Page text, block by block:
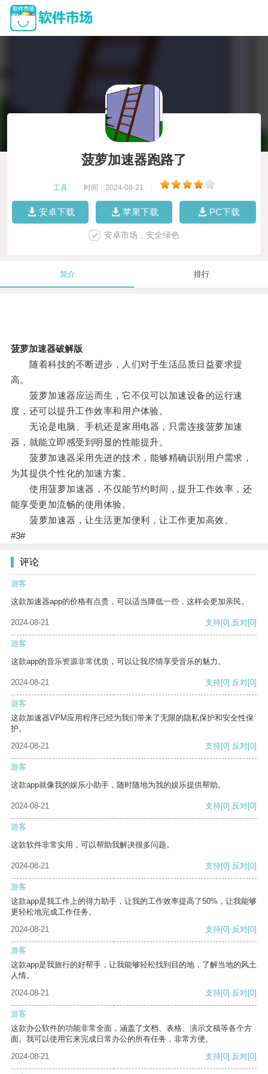
菠萝加速器跑路了
工具 时间：2024-08-21
安卓下载 苹果下载 PC下载
安卓市场，安全绿色
简介 排行
菠萝加速器破解版
随着科技的不断进步，人们对于生活品质日益要求提
高。
菠萝加速器应运而生，它不仅可以加速设备的运行速
度，还可以提升工作效率和用户体验。
无论是电脑、手机还是家用电器，只需连接菠萝加速
器，就能立即感受到明显的性能提升。
菠萝加速器采用先进的技术，能够精确识别用户需求，
为其提供个性化的加速方案。
使用菠萝加速器，不仅能节约时间，提升工作效率，还
能享受更加流畅的使用体验。
菠萝加速器，让生活更加便利，让工作更加高效。
#3#
评论
游客
这款加速器app的价格有点贵，可以适当降低一些，这样会更加亲民。
2024-08-21 支持[0] 反对[0]
游客
这款app的音乐资源非常优质，可以让我尽情享受音乐的魅力。
2024-08-21 支持[0] 反对[0]
游客
这款加速器VPM应用程序已经为我们带来了无限的隐私保护和安全性保
护。
2024-08-21
支持[0] 反对[0]
游客
这款app就像我的娱乐小助手，随时随地为我的娱乐提供帮助。
2024-08-21 支持[0] 反对[0]
游客
这款软件非常实用，可以帮助我解决很多问题。
2024-08-21 支持[0] 反对[0]
游客
这款app是我工作上的得力助手，让我的工作效率提高了50%，让我能够
更轻松地完成工作任务。
2024-08-21
支持[0] 反对[0]
游客
这款app是我旅行的好帮手，让我能够轻松找到目的地，了解当地的风土
人情。
2024-08-21
支持[0] 反对[0]
游客
这款办公软件的功能非常全面，涵盖了文档、表格、演示文稿等各个方
面。我可以使用它来完成日常办公的所有任务，非常方便。
2024-08-21
支持[0] 反对[0]